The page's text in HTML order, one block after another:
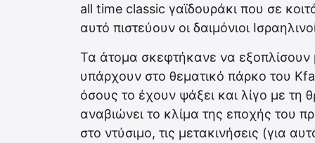
all time classic γαϊδουράκι που σε
αυτό πιστεύουν οι δαιμόνιοι
Τα άτομα σκεφτήκανε να
υπάρχουν στο θεματικό πάρκο του
όσους το έχουν ψάξει και λίγο με τη
αναβιώνει το κλίμα της εποχής του
στο ντύσιμο, τις μετακινήσεις (για